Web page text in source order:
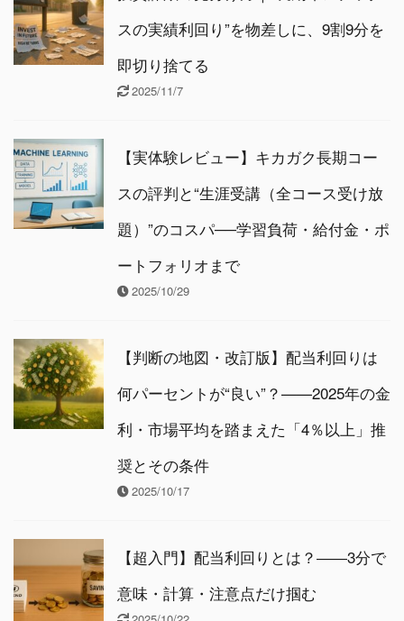
スの実績利回り”を物差しに、9割9分を
即切り捨てる
2025/11/7
【実体験レビュー】キカガク長期コー
スの評判と“生涯受講（全コース受け放
題）”のコスパ──学習負荷・給付金・ポ
ートフォリオまで
2025/10/29
【判断の地図・改訂版】配当利回りは
何パーセントが“良い”？——2025年の金
利・市場平均を踏まえた「4％以上」推
奨とその条件
2025/10/17
【超入門】配当利回りとは？――3分で
意味・計算・注意点だけ掴む